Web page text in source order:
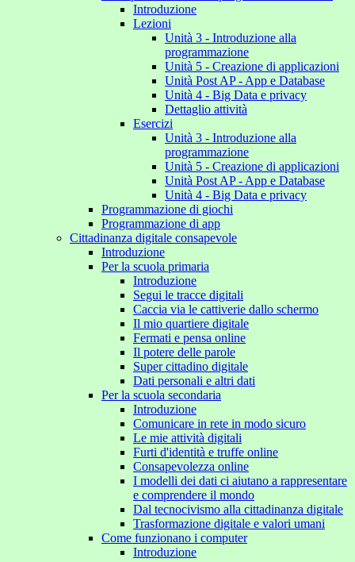
Introduzione
Lezioni
Unità 3 - Introduzione alla
programmazione
Unità 5 - Creazione di applicazioni
Unità Post AP - App e Database
Unità 4 - Big Data e privacy
Dettaglio attività
Esercizi
Unità 3 - Introduzione alla
programmazione
Unità 5 - Creazione di applicazioni
Unità Post AP - App e Database
Unità 4 - Big Data e privacy
Programmazione di giochi
Programmazione di app
Cittadinanza digitale consapevole
Introduzione
Per la scuola primaria
Introduzione
Segui le tracce digitali
Caccia via le cattiverie dallo schermo
Il mio quartiere digitale
Fermati e pensa online
Il potere delle parole
Super cittadino digitale
Dati personali e altri dati
Per la scuola secondaria
Introduzione
Comunicare in rete in modo sicuro
Le mie attività digitali
Furti d'identità e truffe online
Consapevolezza online
I modelli dei dati ci aiutano a rappresentare
e comprendere il mondo
Dal tecnocivismo alla cittadinanza digitale
Trasformazione digitale e valori umani
Come funzionano i computer
Introduzione